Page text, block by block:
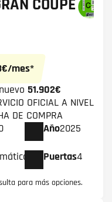
COUPE
mes*
51.902€
OFICIAL A NIVEL
DE COMPRA
Año2025
Puertas4
para más opciones.